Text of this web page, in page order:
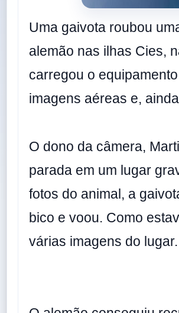
Uma gaivota roubou
alemão nas ilhas Cies,
carregou o
imagens aéreas e,
O dono da câmera,
parada em um lugar
fotos do animal, a
bico e voou. Como
várias imagens do lugar.